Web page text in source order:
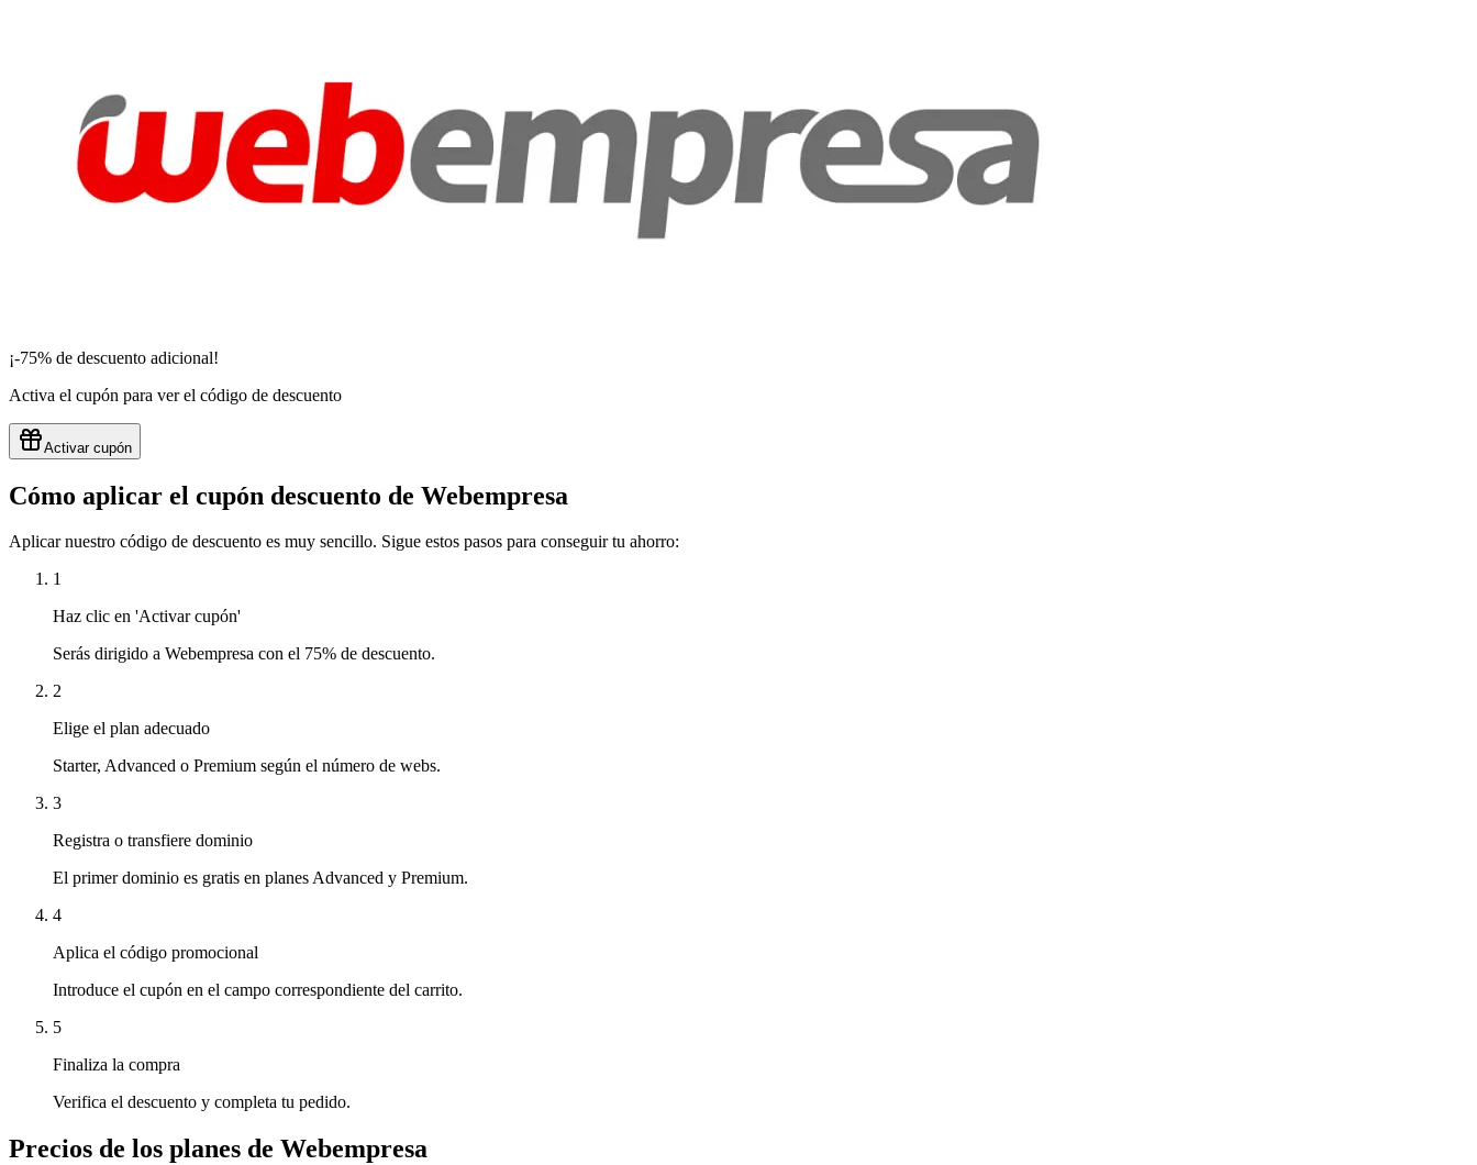
¡-75% de descuento adicional!
Activa el cupón para ver el código de descuento
Activar cupón
Cómo aplicar el cupón descuento de Webempresa
Aplicar nuestro código de descuento es muy sencillo. Sigue estos pasos para conseguir tu ahorro:
1
Haz clic en 'Activar cupón'
Serás dirigido a Webempresa con el 75% de descuento.
2
Elige el plan adecuado
Starter, Advanced o Premium según el número de webs.
3
Registra o transfiere dominio
El primer dominio es gratis en planes Advanced y Premium.
4
Aplica el código promocional
Introduce el cupón en el campo correspondiente del carrito.
5
Finaliza la compra
Verifica el descuento y completa tu pedido.
Precios de los planes de Webempresa